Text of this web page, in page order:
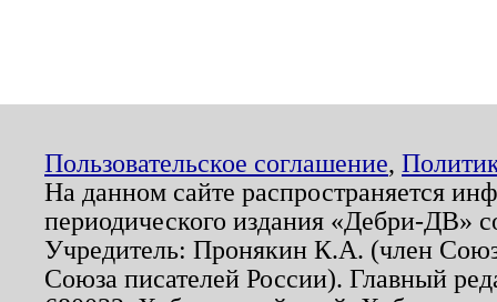
Пользовательское соглашение,
На данном сайте распространяется
периодического издания «Дебри-ДВ»
Учредитель: Пронякин К.А. (член
Союза писателей России). Главный